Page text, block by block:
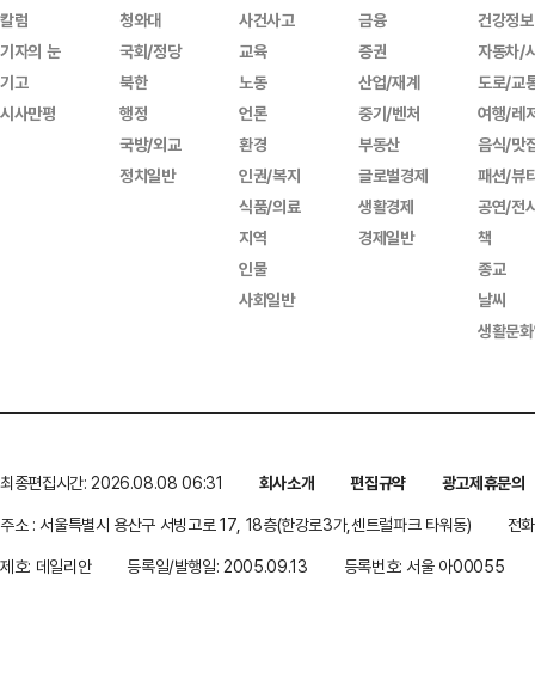
칼럼
기자의 눈
기고
시사만평
청와대
국회/정당
북한
행정
국방/외교
정치일반
사건사고
교육
노동
언론
환경
인권/복지
식품/의료
지역
인물
사회일반
금융
증권
산업/재계
중기/벤처
부동산
글로벌경제
생활경제
경제일반
건강정보
자동차/
도로/교
여행/레
음식/맛
패션/뷰
공연/전
책
종교
날씨
생활문
최종편집시간: 2026.08.08 06:31 회사소개 편집규약
광고제휴문의
주소 : 서울특별시 용산구 서빙고로 17, 18층(한강로3가,센트럴파크 타워동)
전
제호: 데일리안
등록일/발행일: 2005.09.13 등록번호: 서울 아00055